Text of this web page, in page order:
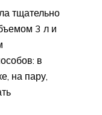
тщательно
3 л и
в
на пару,